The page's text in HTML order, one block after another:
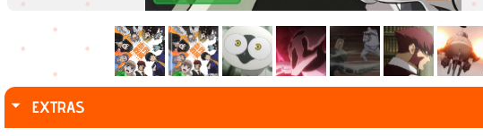
EXTRAS